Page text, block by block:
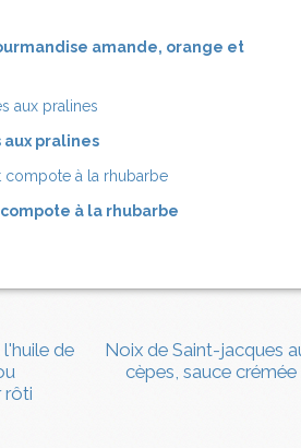
amande, orange et
aux pralines
à la rhubarbe
de
rôti
Noix de Saint-jacques
cèpes, sauce crémée